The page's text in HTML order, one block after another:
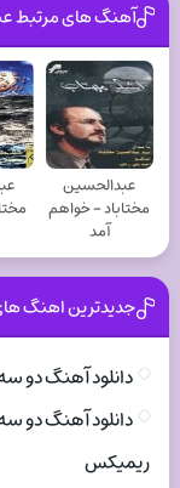
آهنگ های مرتبط
عبدالحسین
مختاباد - خواهم
آمد
جدیدترین اهنگ
دانلود آهنگ دو
دانلود آهنگ دو
ریمیکس